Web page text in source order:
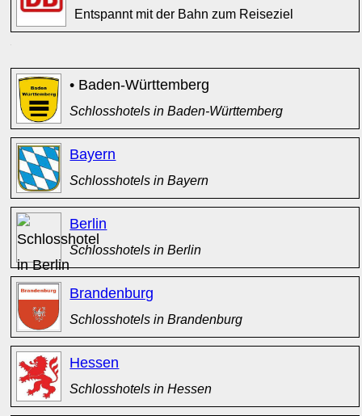
Entspannt mit der Bahn zum Reiseziel
• Baden-Württemberg
Schlosshotels in Baden-Württemberg
Bayern
Schlosshotels in Bayern
Berlin
Schlosshotels in Berlin
Brandenburg
Schlosshotels in Brandenburg
Hessen
Schlosshotels in Hessen